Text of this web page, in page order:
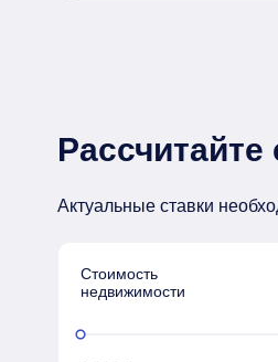
Актуальные ставки
Стоимость
недвижимости